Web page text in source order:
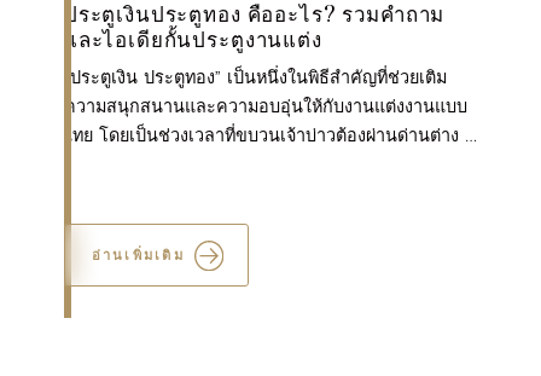
ประตูเงินประตูทอง คืออะไร? รวมคำถาม
และไอเดียกั้นประตูงานแต่ง
อ่านเพิ่มเติม
“ประตูเงิน ประตูทอง” เป็นหนึ่งในพิธีสำคัญที่ช่วยเติม
ความสนุกสนานและความอบอุ่นให้กับงานแต่งงานแบบ
ไทย โดยเป็นช่วงเวลาที่ขบวนเจ้าบ่าวต้องผ่านด่านต่าง ๆ